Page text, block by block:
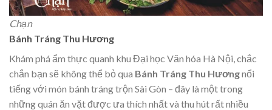
Chạn
Bánh Tráng Thu Hương
Khám phá ẩm thực quanh khu Đại học Văn hóa Hà Nội, chắc
chắn bạn sẽ không thể bỏ qua Bánh Tráng Thu Hươngnổi
tiếng với món bánh tráng trộn Sài Gòn – đây là một trong
những quán ăn vặt được ưa thích nhất và thu hút rất nhiều